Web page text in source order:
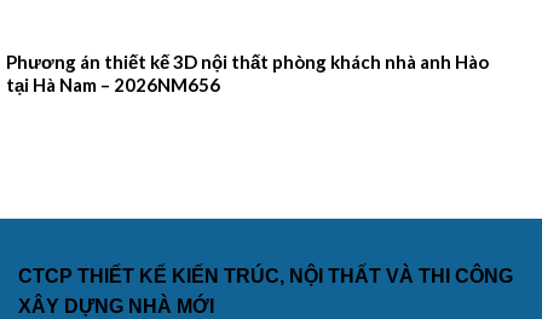
Phương án thiết kế 3D nội thất phòng khách nhà anh Hào
tại Hà Nam – 2026NM656
CTCP THIẾT KẾ KIẾN TRÚC, NỘI THẤT VÀ THI CÔNG
XÂY DỰNG NHÀ MỚI